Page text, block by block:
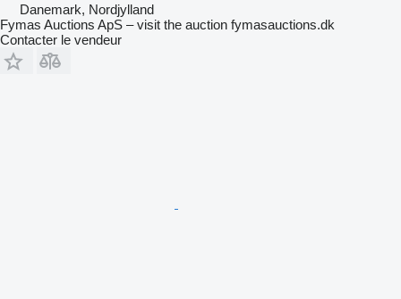
Danemark, Nordjylland
Fymas Auctions ApS – visit the auction fymasauctions.dk
Contacter le vendeur